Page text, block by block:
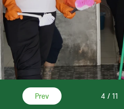
Prev 4/ 11